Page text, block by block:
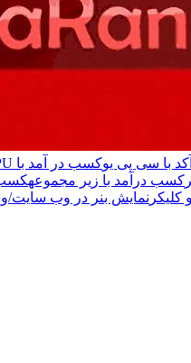
با سی پی یوکسب در آمد با GPU
کسب درآمد با زیر مجموعهکسب
کلیکر نمایش بنر در وب سایت/